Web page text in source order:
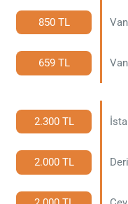
850 TL
659 TL
2.300 TL
2.000 TL